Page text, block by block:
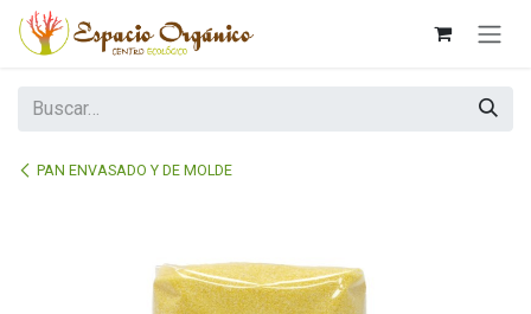
Ir al contenido
PAN ENVASADO Y DE MOLDE